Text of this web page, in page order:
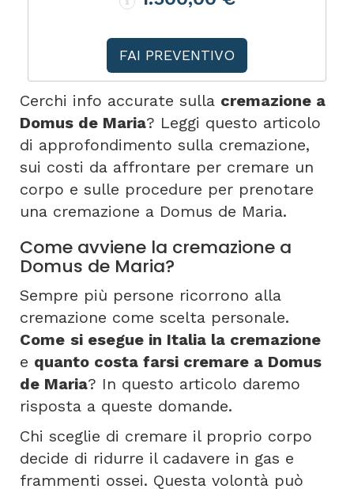
FAI PREVENTIVO
Cerchi info accurate sulla cremazione a
Domus de Maria? Leggi questo articolo
di approfondimento sulla cremazione,
sui costi da affrontare per cremare un
corpo e sulle procedure per prenotare
una cremazione a Domus de Maria.
Come avviene la cremazione a
Domus de Maria?
Sempre più persone ricorrono alla
cremazione come scelta personale.
Come si esegue in Italia la cremazione
e quanto costa farsi cremare a Domus
de Maria? In questo articolo daremo
risposta a queste domande.
Chi sceglie di cremare il proprio corpo
decide di ridurre il cadavere in gas e
frammenti ossei. Questa volontà può